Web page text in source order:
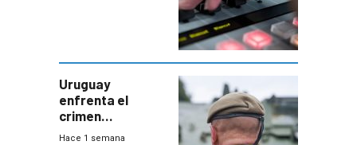
Uruguay
enfrenta el
crimen
organizado con
Hace 1 semana